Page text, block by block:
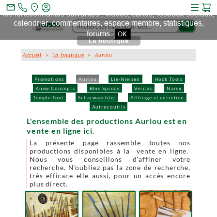
search
Promotions Auriou Lie-Nielsen
Hock Tools
Knew Concepts
Blue Spruce Veritas
Narex
Temple Tool
Scharwaechter
Affûtage et entretien
Autres outils
La boutique
Accueil >La boutique > Auriou
L'ensemble des productions Auriou est en
vente en ligne ici.
La présente page rassemble toutes nos
productions disponibles à la vente en ligne.
Nous vous conseillons d'affiner votre
recherche. N'oubliez pas la zone de recherche,
très efficace elle aussi, pour un accès encore
plus direct.
mail_outline
Ce site et des sites tiers qu'il utilise collectent des cookies pour
les fonctionnalités suivantes : vidéos, cartes, réseaux sociaux,
calendrier, commentaires, espace membre, statistiques,
forums. OK